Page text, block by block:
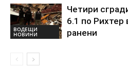
ВОДЕЩИ
НОВИНИ
Четири
6.1 по Рихтер
ранени